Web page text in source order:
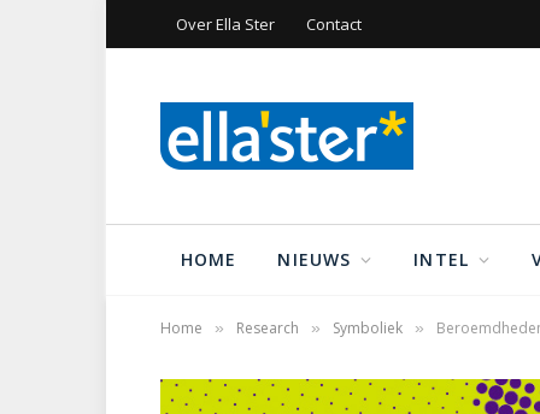
Over Ella Ster Contact
HOME NIEUWS INTEL
Home » Research » Symboliek »